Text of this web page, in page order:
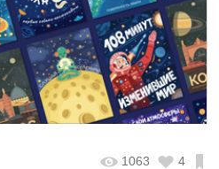
1063 4